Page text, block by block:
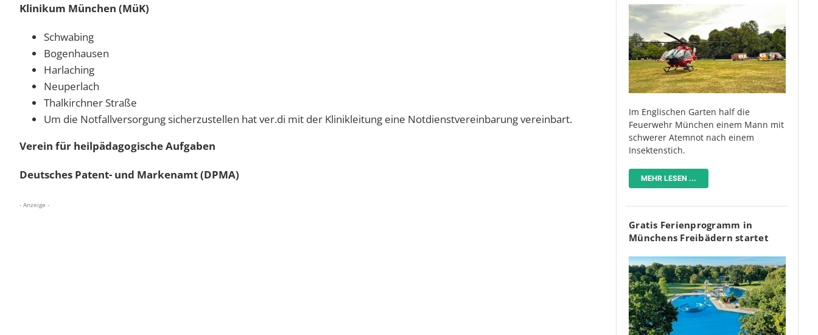
Klinikum München (MüK)
Schwabing
Bogenhausen
Harlaching
Neuperlach
Thalkirchner Straße
Um die Notfallversorgung sicherzustellen hat ver.di mit der Klinikleitung eine Notdienstvereinbarung vereinbart.
Verein für heilpädagogische Aufgaben
Deutsches Patent- und Markenamt (DPMA)
- Anzeige -
Im Englischen Garten half die
Feuerwehr München einem Mann mit
schwerer Atemnot nach einem
Insektenstich.
MEHR LESEN ...
Gratis Ferienprogramm in
Münchens Freibädern startet